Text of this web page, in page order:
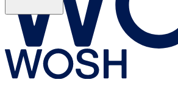
WOSH 資料請求